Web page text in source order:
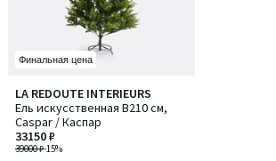
Финальная цена
LA REDOUTE INTERIEURS
Ель искусственная В210 см,
Caspar / Каспар
39000 ₽-15%
33150 ₽
5
/
5